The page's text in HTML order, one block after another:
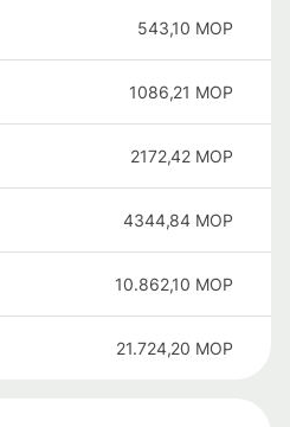
543,10 MOP
1086,21 MOP
2172,42 MOP
4344,84 MOP
10.862,10 MOP
21.724,20 MOP